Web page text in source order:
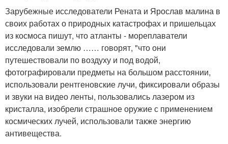
Зарубежные исследователи Рената и Ярослав малина в
своих работах о природных катастрофах и пришельцах
из космоса пишут, что атланты - мореплаватели
исследовали землю …… говорят, "что они
путешествовали по воздуху и под водой,
фотографировали предметы на большом расстоянии,
использовали рентгеновские лучи, фиксировали образы
и звуки на видео ленты, пользовались лазером из
кристалла, изобрели страшное оружие с применением
космических лучей, использовали также энергию
антивещества.